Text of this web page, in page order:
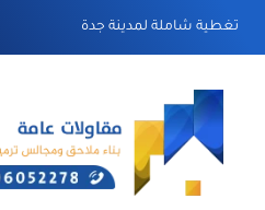
تغطية شاملة لمدينة جدة